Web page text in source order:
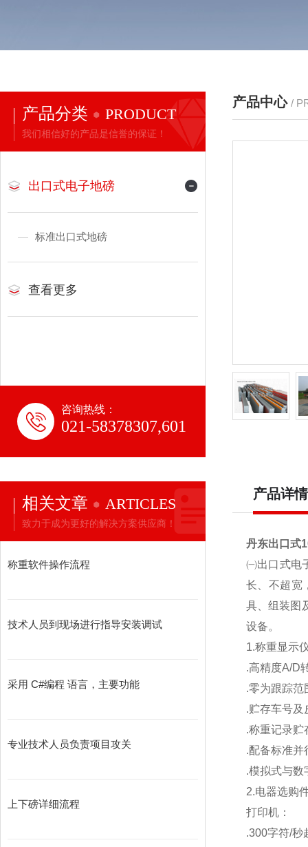
产品分类 PRODUCT
我们相信好的产品是信誉的保证！
出口式电子地磅
标准出口式地磅
查看更多
咨询热线：
021-58378307,601
相关文章 ARTICLES
致力于成为更好的解决方案供应商！
称重软件操作流程
技术人员到现场进行指导安装调试
采用 C#编程 语言，主要功能
专业技术人员负责项目攻关
上下磅详细流程
产品中心 /
产品详情
丹东出口式
㈠出口式电
长、不超宽
具、组装图
设备。
1.称重显示
.高精度A/D
.零为跟踪范
.贮存车号及
.称重记录贮
.配备标准并
.模拟式与数
2.电器选购
打印机：
.300字符/秒